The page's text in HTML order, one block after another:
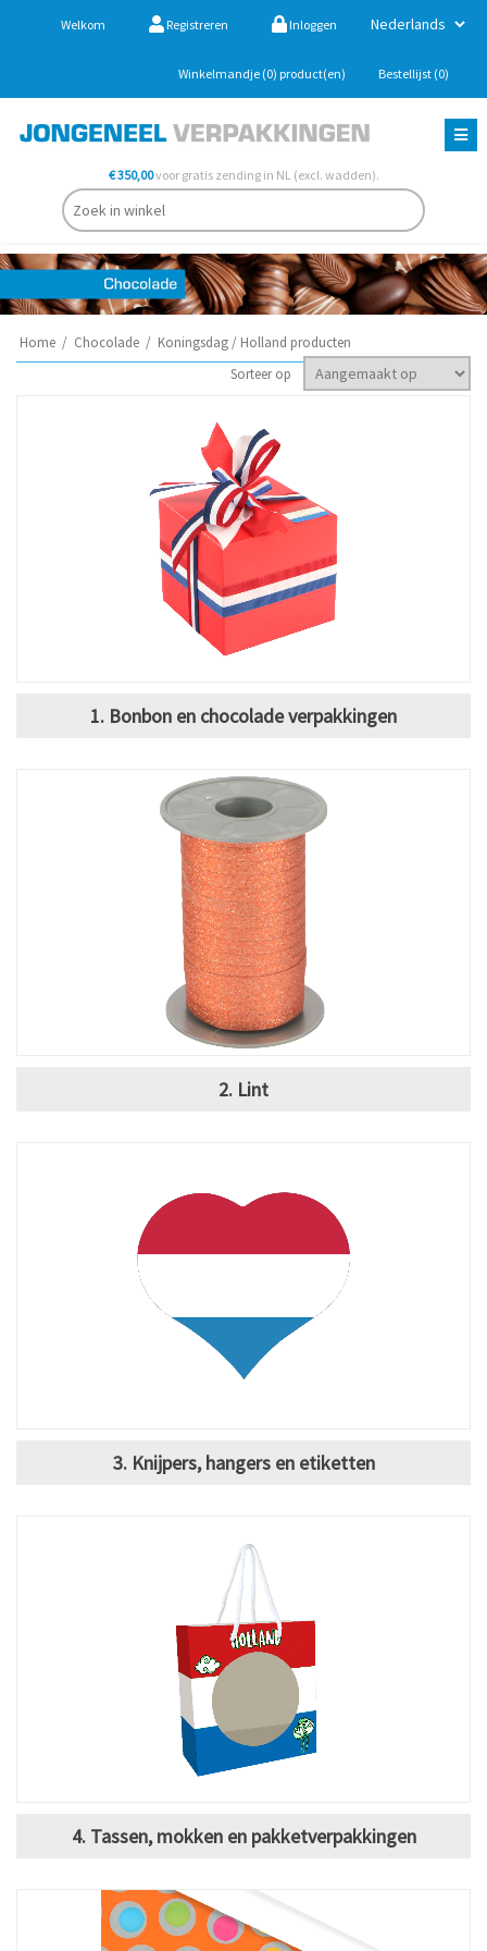
Welkom Registreren Inloggen
Winkelmandje (0) product(en) Bestellijst (0)
€ 350,00voor gratis zending in NL (excl. wadden).
Home / Chocolade / Koningsdag / Holland producten
Sorteer op
1. Bonbon en chocolade verpakkingen
2. Lint
3. Knijpers, hangers en etiketten
4. Tassen, mokken en pakketverpakkingen